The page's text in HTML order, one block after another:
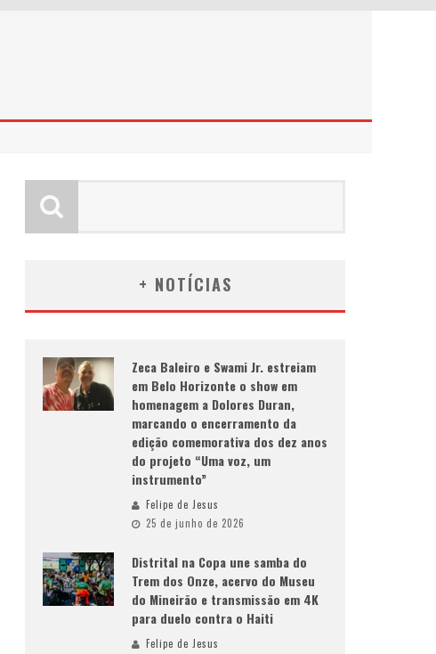
+ NOTÍCIAS
Zeca Baleiro e Swami Jr. estreiam
em Belo Horizonte o show em
homenagem a Dolores Duran,
marcando o encerramento da
edição comemorativa dos dez anos
do projeto “Uma voz, um
instrumento”
Felipe de Jesus
25 de junho de 2026
Distrital na Copa une samba do
Trem dos Onze, acervo do Museu
do Mineirão e transmissão em 4K
para duelo contra o Haiti
Felipe de Jesus